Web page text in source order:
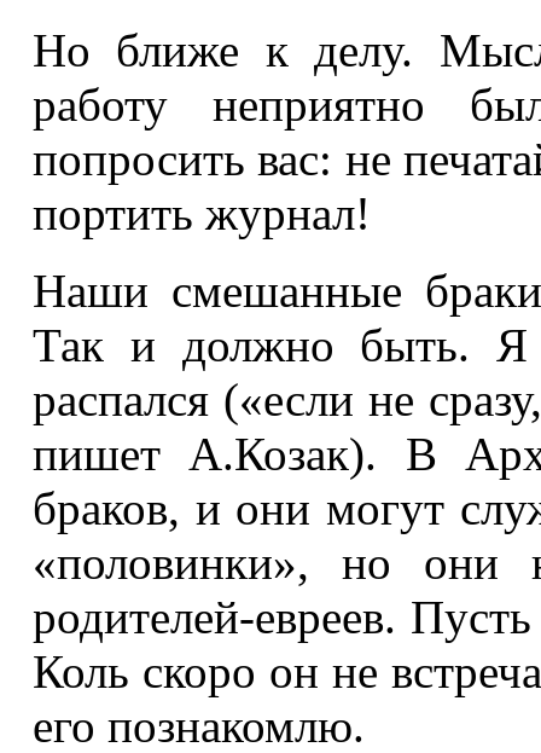
Но ближе к делу.
работу неприятно
попросить вас: не
портить журнал!
Наши смешанные
Так и должно быть. Я
распался («если не
пишет А.Козак). В
браков, и они могут
«половинки», но они
родителей-евреев.
Коль скоро он не
его познакомлю.